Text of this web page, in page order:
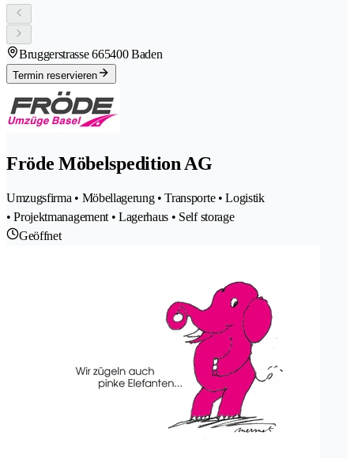
Bruggerstrasse 665400 Baden
Termin reservieren
Fröde Möbelspedition AG
Umzugsfirma • Möbellagerung • Transporte • Logistik
• Projektmanagement • Lagerhaus • Self storage
Geöffnet